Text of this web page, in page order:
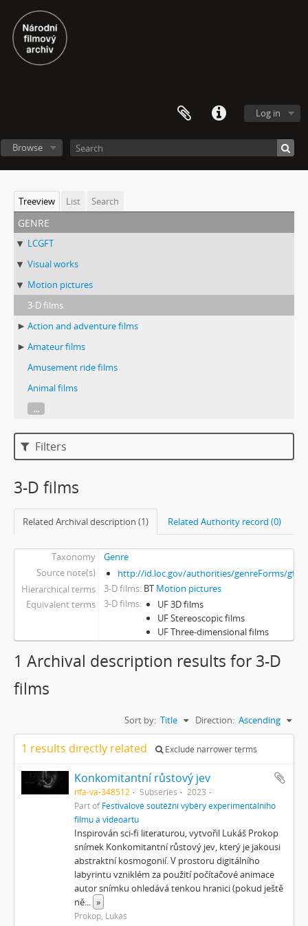
Log in
Browse
Treeview List Search
genre
LCGFT
Visual works
Motion pictures
3-D films
Action and adventure films
Amateur films
Amusement ride films
Animal films
...
Filters
3-D films
Related Archival description (1) Related Authority record (0)
Taxonomy
Genre
Source note(s)
http://id.loc.gov/authorities/genreForms/
Hierarchical terms
3-D films BT Motion pictures
Equivalent terms
3-D films
UF 3D films
UF Stereoscopic films
UF Three-dimensional films
1 Archival description results for 3-D
films
Sort by: Title Direction: Ascending
1 results directly related Exclude narrower terms
Konkomitantní růstový jev
nfa-va-348512 Subseries
2023
Part ofFestivalové soutěžní výběry experimentálního
filmu a videoartu
Inspirován sci-fi literaturou, vytvořil Lukáš Prokop
snímek Konkomitantní růstový jev, který je jakousi
abstraktní kosmogonií. V prostoru digitálního
labyrintu vzniklém za použití počítačové animace
autor snímku ohledává tenkou hranici (pokud ještě
ně... »
Prokop, Lukáš